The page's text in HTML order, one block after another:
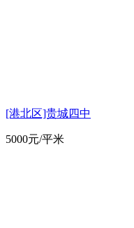
[港北区]贵城四中
5000元/平米